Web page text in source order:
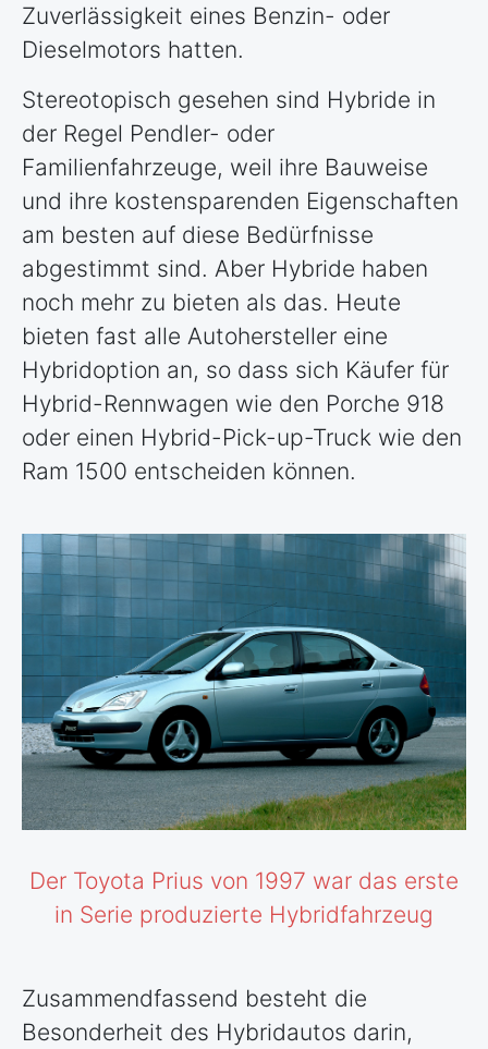
Zuverlässigkeit eines Benzin- oder
Dieselmotors hatten.
Stereotopisch gesehen sind Hybride in
der Regel Pendler- oder
Familienfahrzeuge, weil ihre Bauweise
und ihre kostensparenden Eigenschaften
am besten auf diese Bedürfnisse
abgestimmt sind. Aber Hybride haben
noch mehr zu bieten als das. Heute
bieten fast alle Autohersteller eine
Hybridoption an, so dass sich Käufer für
Hybrid-Rennwagen wie den Porche 918
oder einen Hybrid-Pick-up-Truck wie den
Ram 1500 entscheiden können.
Der Toyota Prius von 1997 war das erste
in Serie produzierte Hybridfahrzeug
Zusammendfassend besteht die
Besonderheit des Hybridautos darin,